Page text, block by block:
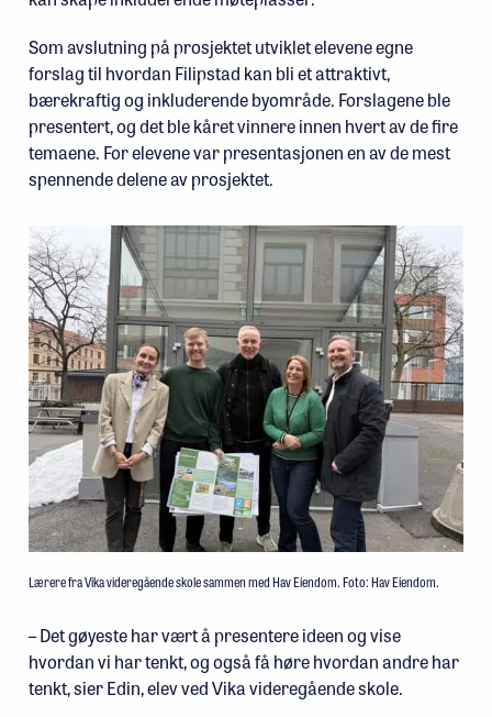
Som avslutning på prosjektet utviklet elevene egne
forslag til hvordan Filipstad kan bli et attraktivt,
bærekraftig og inkluderende byområde. Forslagene ble
presentert, og det ble kåret vinnere innen hvert av de fire
temaene. For elevene var presentasjonen en av de mest
spennende delene av prosjektet.
Lærere fra Vika videregående skole sammen med Hav Eiendom. Foto: Hav Eiendom.
– Det gøyeste har vært å presentere ideen og vise
hvordan vi har tenkt, og også få høre hvordan andre har
tenkt, sier Edin, elev ved Vika videregående skole.